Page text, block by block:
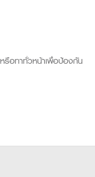
รือทาทั่วหน้าเพื่อป้องกัน